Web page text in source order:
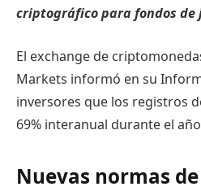
criptográfico para fondos
El exchange de
Markets informó en su
inversores que los registros
69% interanual durante el
Nuevas normas de